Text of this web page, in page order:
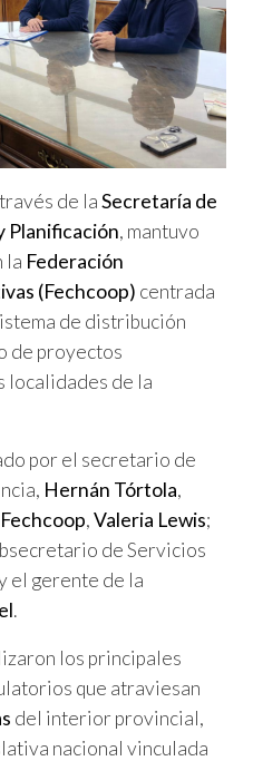
de laSecretaría de
Planificación, mantuvo
la Federación
(Fechcoop) centrada
de distribución
de proyectos
localidades de la
por el secretario de
Hernán Tórtola,
Fechcoop,Valeria Lewis;
de Servicios
el gerente de la
.
los principales
que atraviesan
del interior provincial,
nacional vinculada